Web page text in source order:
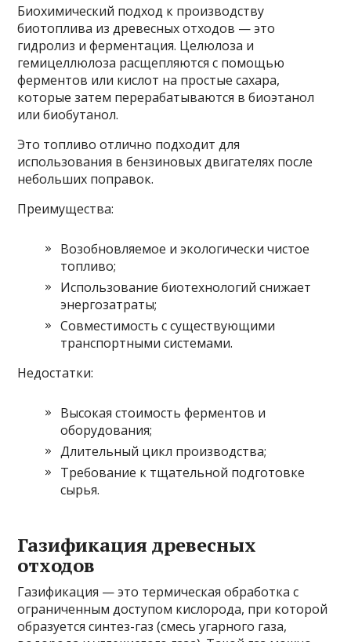
Биохимический подход к производству
биотоплива из древесных отходов — это
гидролиз и ферментация. Целюлоза и
гемицеллюлоза расщепляются с помощью
ферментов или кислот на простые сахара,
которые затем перерабатываются в биоэтанол
или биобутанол.
Это топливо отлично подходит для
использования в бензиновых двигателях после
небольших поправок.
Преимущества:
Возобновляемое и экологически чистое
топливо;
Использование биотехнологий снижает
энергозатраты;
Совместимость с существующими
транспортными системами.
Недостатки:
Высокая стоимость ферментов и
оборудования;
Длительный цикл производства;
Требование к тщательной подготовке
сырья.
Газификация древесных
отходов
Газификация — это термическая обработка с
ограниченным доступом кислорода, при которой
образуется синтез-газ (смесь угарного газа,